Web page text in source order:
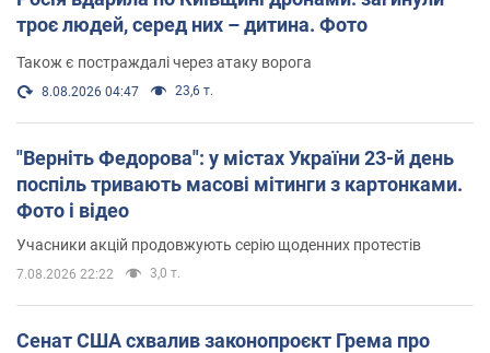
троє людей, серед них – дитина. Фото
Також є постраждалі через атаку ворога
8.08.2026 04:47 23,6 т.
"Верніть Федорова": у містах України 23-й день
поспіль тривають масові мітинги з картонками.
Фото і відео
Учасники акцій продовжують серію щоденних протестів
7.08.2026 22:22 3,0 т.
Сенат США схвалив законопроєкт Грема про